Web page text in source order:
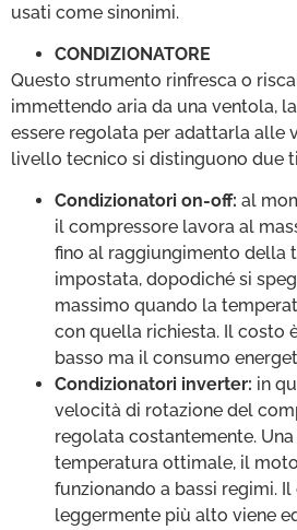
usati come sinonimi.
CONDIZIONATORE
Questo strumento rinfresca o
immettendo aria da una ventola,
essere regolata per adattarla alle
livello tecnico si distinguono due
Condizionatori on-off: al
il compressore lavora al
fino al raggiungimento della
impostata, dopodiché si
massimo quando la
con quella richiesta. Il costo
basso ma il consumo
Condizionatori inverter: in
velocità di rotazione del
regolata costantemente.
temperatura ottimale, il
funzionando a bassi regimi.
leggermente più alto viene